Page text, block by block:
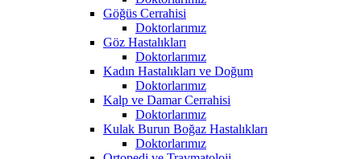
Göğüs Cerrahisi
Doktorlarımız
Göz Hastalıkları
Doktorlarımız
Kadın Hastalıkları ve Doğum
Doktorlarımız
Kalp ve Damar Cerrahisi
Doktorlarımız
Kulak Burun Boğaz Hastalıkları
Doktorlarımız